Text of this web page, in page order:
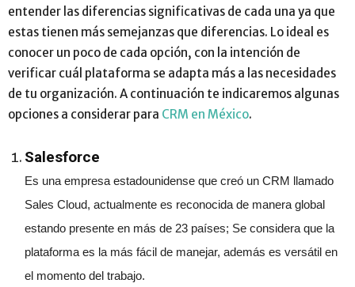
entender las diferencias significativas de cada una ya que
estas tienen más semejanzas que diferencias. Lo ideal es
conocer un poco de cada opción, con la intención de
verificar cuál plataforma se adapta más a las necesidades
de tu organización. A continuación te indicaremos algunas
opciones a considerar para CRM en México.
Salesforce
Es una empresa estadounidense que creó un CRM llamado
Sales Cloud, actualmente es reconocida de manera global
estando presente en más de 23 países; Se considera que la
plataforma es la más fácil de manejar, además es versátil en
el momento del trabajo.